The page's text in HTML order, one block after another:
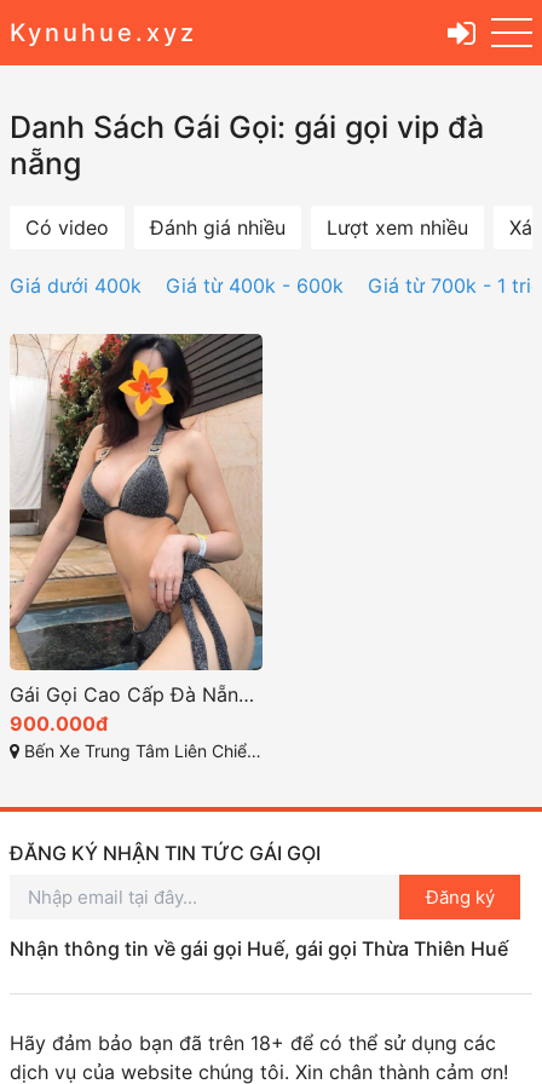
Kynuhue.xyz
Danh Sách Gái Gọi: gái gọi vip đà
nẵng
Có video Đánh giá nhiều Lượt xem nhiều
Giá dưới 400k Giá từ 400k - 600k Giá từ 700k - 1
Gái Gọi Cao Cấp Đà Nẵng – Trải Nghiệm Tình Ái Đỉnh Cao
900.000đ
Bến Xe Trung Tâm Liên Chiểu TP Đà Nẵng
ĐĂNG KÝ NHẬN TIN TỨC GÁI GỌI
Đăng ký
Nhận thông tin về gái gọi Huế, gái gọi Thừa Thiên Huế
Hãy đảm bảo bạn đã trên 18+ để có thể sử dụng các
dịch vụ của website chúng tôi. Xin chân thành cảm ơn!